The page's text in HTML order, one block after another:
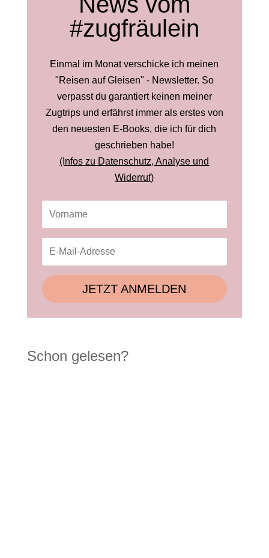
#zugfräulein
Einmal im Monat verschicke ich meinen
"Reisen auf Gleisen" - Newsletter. So
verpasst du garantiert keinen meiner
Zugtrips und erfährst immer als erstes von
den neuesten E-Books, die ich für dich
geschrieben habe!
(Infos zu Datenschutz, Analyse und
Widerruf)
JETZT ANMELDEN
Schon gelesen?